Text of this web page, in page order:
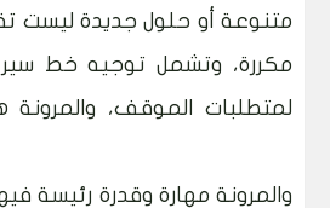
متنوعة أو حلول جديدة ليست
مكررة، وتشمل توجيه خط سير
لمتطلبات الموقف،
والمرونة مهارة وقدرة رئيسة فيها